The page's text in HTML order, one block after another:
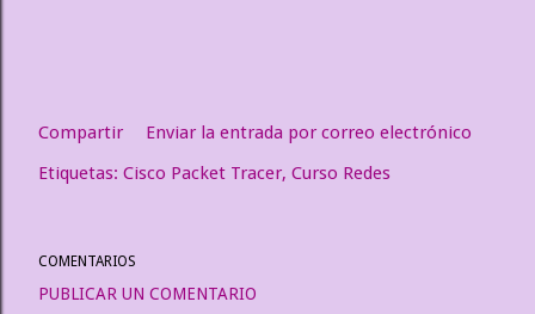
Compartir
Enviar la entrada por correo electrónico
Etiquetas: Cisco Packet Tracer Curso Redes
COMENTARIOS
PUBLICAR UN COMENTARIO